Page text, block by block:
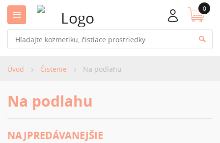
0
Úvod Čistenie Na podlahu
Na podlahu
NAJPREDÁVANEJŠIE